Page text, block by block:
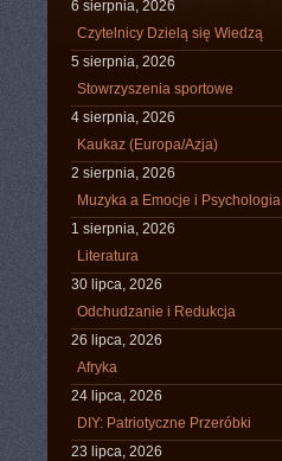
6 sierpnia, 2026
Czytelnicy Dzielą się Wiedzą
5 sierpnia, 2026
Stowrzyszenia sportowe
4 sierpnia, 2026
Kaukaz (Europa/Azja)
2 sierpnia, 2026
Muzyka a Emocje i Psychologia
1 sierpnia, 2026
Literatura
30 lipca, 2026
Odchudzanie i Redukcja
26 lipca, 2026
Afryka
24 lipca, 2026
DIY: Patriotyczne Przeróbki
23 lipca, 2026